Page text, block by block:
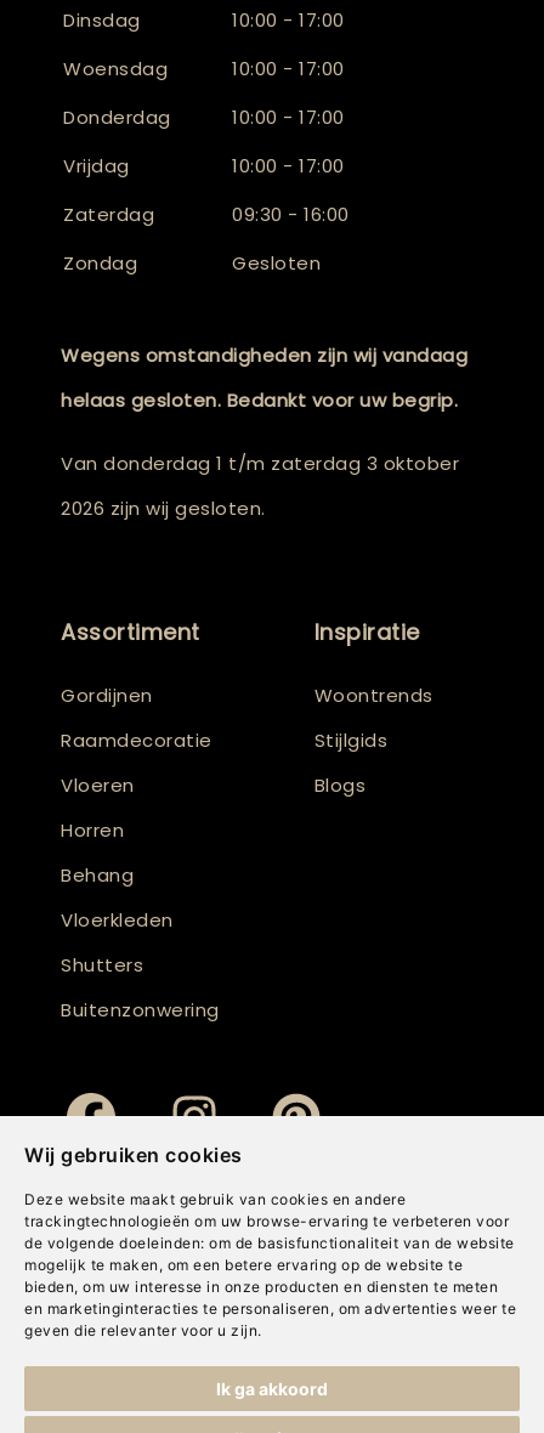
Wij gebruiken cookies
Deze website maakt gebruik van cookies en andere
trackingtechnologieën om uw browse-ervaring te verbeteren voor
de volgende doeleinden: om de basisfunctionaliteit van de website
mogelijk te maken , om een betere ervaring op de website te
bieden, om uw interesse in onze producten en diensten te meten
en marketinginteracties te personaliseren , om advertenties weer te
geven die relevanter voor u zijn.
Ik ga akkoord
Dinsdag
10:00 - 17:00
Woensdag
10:00 - 17:00
Donderdag
10:00 - 17:00
Vrijdag
10:00 - 17:00
Zaterdag
09:30 - 16:00
Zondag
Gesloten
Wegens omstandigheden zijn wij vandaag
helaas gesloten. Bedankt voor uw begrip.
Van donderdag 1 t/m zaterdag 3 oktober
2026 zijn wij gesloten.
Assortiment
Gordijnen
Raamdecoratie
Vloeren
Horren
Behang
Vloerkleden
Shutters
Buitenzonwering
Inspiratie
Woontrends
Stijlgids
Blogs
Cookies